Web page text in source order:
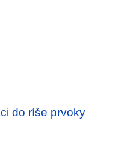
do ríše prvoky